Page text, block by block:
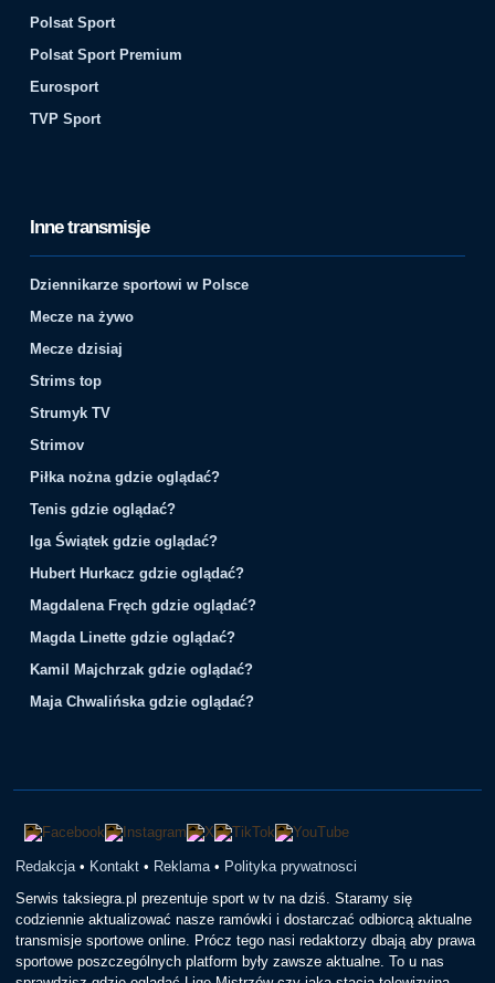
Polsat Sport
Polsat Sport Premium
Eurosport
TVP Sport
Inne transmisje
Dziennikarze sportowi w Polsce
Mecze na żywo
Mecze dzisiaj
Strims top
Strumyk TV
Strimov
Piłka nożna gdzie oglądać?
Tenis gdzie oglądać?
Iga Świątek gdzie oglądać?
Hubert Hurkacz gdzie oglądać?
Magdalena Fręch gdzie oglądać?
Magda Linette gdzie oglądać?
Kamil Majchrzak gdzie oglądać?
Maja Chwalińska gdzie oglądać?
Redakcja • Kontakt • Reklama • Polityka prywatnosci
Serwis taksiegra.pl prezentuje sport w tv na dziś. Staramy się
codziennie aktualizować nasze ramówki i dostarczać odbiorcą aktualne
transmisje sportowe online. Prócz tego nasi redaktorzy dbają aby prawa
sportowe poszczególnych platform były zawsze aktualne. To u nas